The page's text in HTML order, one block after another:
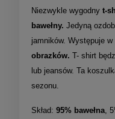
Niezwykle wygodny t-
bawełny. Jedyną
jamników. Występuje w
obrazków. T- shirt
lub jeansów. Ta
sezonu.
Skład: 95% bawełna ,